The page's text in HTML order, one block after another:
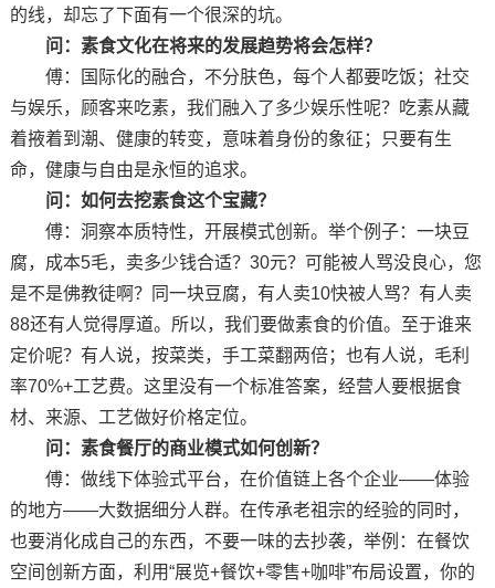
的线，却忘了下面有一个很深的坑。
问：素食文化在将来的发展趋势将会怎样？
傅：国际化的融合，不分肤色，每个人都要吃饭；社交
与娱乐，顾客来吃素，我们融入了多少娱乐性呢？吃素从藏
着掖着到潮、健康的转变，意味着身份的象征；只要有生
命，健康与自由是永恒的追求。
问：如何去挖素食这个宝藏？
傅：洞察本质特性，开展模式创新。举个例子：一块豆
腐，成本5毛，卖多少钱合适？30元？可能被人骂没良心，您
是不是佛教徒啊？同一块豆腐，有人卖10快被人骂？有人卖
88还有人觉得厚道。所以，我们要做素食的价值。至于谁来
定价呢？有人说，按菜类，手工菜翻两倍；也有人说，毛利
率70%+工艺费。这里没有一个标准答案，经营人要根据食
材、来源、工艺做好价格定位。
问：素食餐厅的商业模式如何创新？
傅：做线下体验式平台，在价值链上各个企业——体验
的地方——大数据细分人群。在传承老祖宗的经验的同时，
也要消化成自己的东西，不要一味的去抄袭，举例：在餐饮
空间创新方面，利用“展览+餐饮+零售+咖啡”布局设置，你的